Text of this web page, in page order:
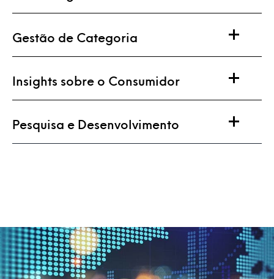
Gestão de Categoria
Insights sobre o Consumidor
Pesquisa e Desenvolvimento